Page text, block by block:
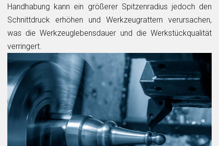
Handhabung kann ein größerer Spitzenradius jedoch den
Schnittdruck erhöhen und Werkzeugrattern verursachen,
was die Werkzeuglebensdauer und die Werkstückqualität
verringert.